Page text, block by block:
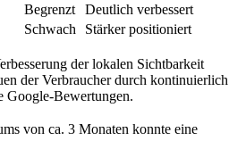
Begrenzt
Deutlich verbessert
Schwach Stärker positioniert
der lokalen Sichtbarkeit
der Verbraucher durch kontinuierlich
Google-Bewertungen.
von ca. 3 Monaten konnte eine